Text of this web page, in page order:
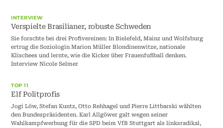
INTERVIEW
Verspielte Brasilianer, robuste Schweden
Sie forschte bei drei Profivereinen: In Bielefeld, Mainz und Wolfsburg
ertrug die Soziologin Marion Müller Blondinenwitze, nationale
Klischees und lernte, wie die Kicker über Frauenfußball denken.
Interview Nicole Selmer
TOP 11
Elf Politprofis
Jogi Löw, Stefan Kuntz, Otto Rehhagel und Pierre Littbarski wählten
den Bundespräsidenten. Karl Allgöwer galt wegen seiner
Wahlkampfwerbung für die SPD beim VfB Stuttgart als linksradikal,